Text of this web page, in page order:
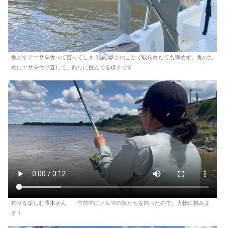
魚がすぐエサを食べて言ってしまう
とのことで取られたても諦めず、魚のた
めにエサを付け直して、釣りに挑んでる様子です
釣りを楽しむ澤木さん 午前中にノルマの魚たちを釣ったので、大物に挑みま
す！